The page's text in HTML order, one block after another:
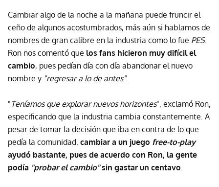
Cambiar algo de la noche a la mañana puede fruncir el
ceño de algunos acostumbrados, más aún si hablamos de
nombres de gran calibre en la industria como lo fue PES.
Ron nos comentó que los fans hicieron muy difícil el
cambio, pues pedían día con día abandonar el nuevo
nombre y "regresar a lo de antes".
"Teníamos que explorar nuevos horizontes", exclamó Ron,
especificando que la industria cambia constantemente. A
pesar de tomar la decisión que iba en contra de lo que
pedía la comunidad, cambiar a un juego free-to-play
ayudó bastante, pues de acuerdo con Ron, la gente
podía "probar el cambio"sin gastar un centavo